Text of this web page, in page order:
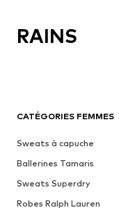
CATÉGORIES FEMMES
Sweats à capuche
Ballerines Tamaris
Sweats Superdry
Robes Ralph Lauren
RAINS